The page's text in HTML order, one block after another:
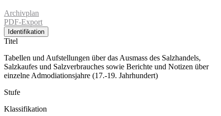
Archivplan
PDF-Export
Identifikation
Titel
Tabellen und Aufstellungen über das Ausmass des Salzhandels,
Salzkaufes und Salzverbrauches sowie Berichte und Notizen über
einzelne Admodiationsjahre (17.-19. Jahrhundert)
Stufe
Klassifikation